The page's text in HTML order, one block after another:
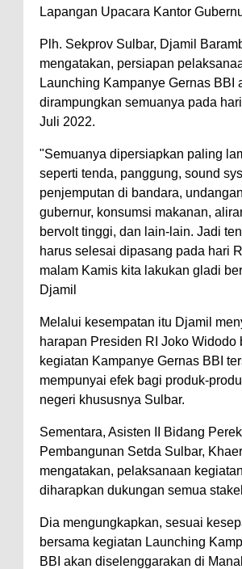
Lapangan Upacara Kantor
Plh. Sekprov Sulbar, Djamil
mengatakan, persiapan
Launching Kampanye Gernas BBI
dirampungkan semuanya pada
Juli 2022.
"Semuanya dipersiapkan paling
seperti tenda, panggung, sound
penjemputan di bandara,
gubernur, konsumsi makanan,
bervolt tinggi, dan lain-lain. Jadi
harus selesai dipasang pada hari
malam Kamis kita lakukan gladi
Djamil
Melalui kesempatan itu Djamil
harapan Presiden RI Joko Widodo
kegiatan Kampanye Gernas BBI
mempunyai efek bagi produk-
negeri khususnya Sulbar.
Sementara, Asisten II Bidang
Pembangunan Setda Sulbar,
mengatakan, pelaksanaan
diharapkan dukungan semua
Dia mengungkapkan, sesuai
bersama kegiatan Launching
BBI akan diselenggarakan di